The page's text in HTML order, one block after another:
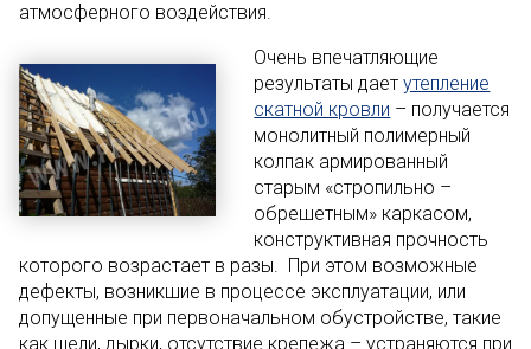
атмосферного воздействия.
Очень впечатляющие
результаты даетутепление
скатной кровли – получается
монолитный полимерный
колпак армированный
старым «стропильно –
обрешетным» каркасом,
конструктивная прочность
которого возрастает в разы. При этом возможные
дефекты, возникшие в процессе эксплуатации, или
допущенные при первоначальном обустройстве, такие
как щели, дырки, отсутствие крепежа – устраняются при